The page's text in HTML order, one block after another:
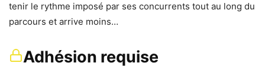
tenir le rythme imposé par ses concurrents tout au long du
parcours et arrive moins…
Adhésion requise